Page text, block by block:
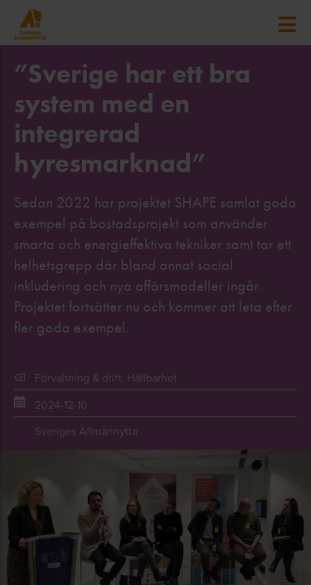
”Sverige har ett bra
system med en
integrerad
hyresmarknad”
Sedan 2022 har projektet SHAPE samlat goda
exempel på bostadsprojekt som använder
smarta och energieffektiva tekniker samt tar ett
helhetsgrepp där bland annat social
inkludering och nya affärsmodeller ingår.
Projektet fortsätter nu och kommer att leta efter
fler goda exempel.
Förvaltning & drift, Hållbarhet
2024-12-10
Sveriges Allmännytta